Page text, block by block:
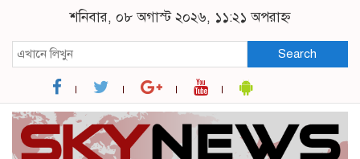
শনিবার, ০৮ অগাস্ট ২০২৬, ১১:২১ অপরাহ্ন
Search